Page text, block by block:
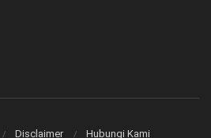
Disclaimer Hubungi Kami